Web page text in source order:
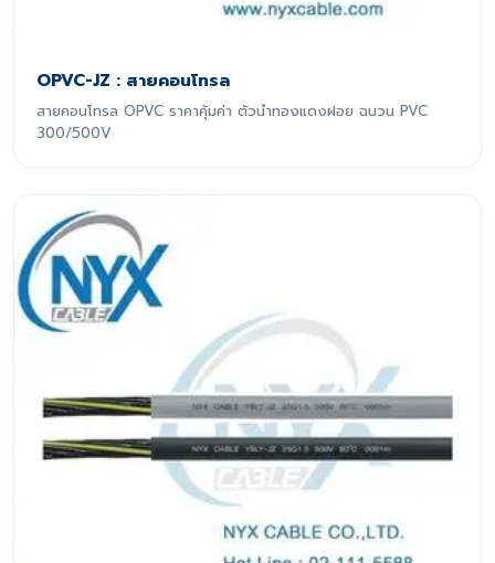
OPVC-JZ : สายคอนโทรล
สายคอนโทรล OPVC ราคาคุ้มค่า ตัวนำทองแดงฝอย ฉนวน PVC
300/500V